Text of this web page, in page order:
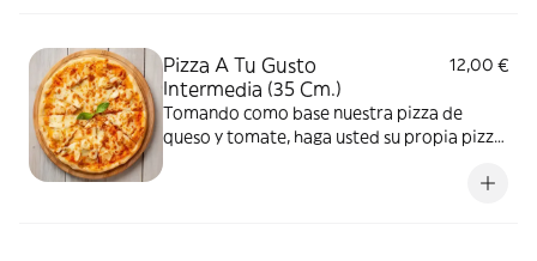
Pizza A Tu Gusto
Intermedia (35 Cm.)
12,00 €
Tomando como base nuestra pizza de
queso y tomate, haga usted su propia pizza